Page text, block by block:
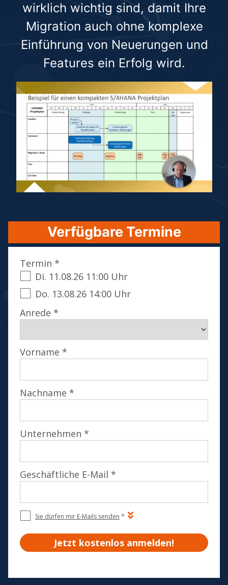
wirklich wichtig sind, damit Ihre
Migration auch ohne komplexe
Einführung von Neuerungen und
Features ein Erfolg wird.
Verfügbare Termine